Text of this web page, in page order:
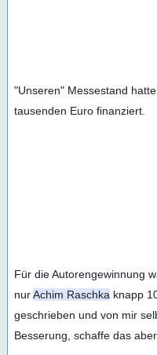
"Unseren" Messestand
tausenden Euro finanziert.
Für die Autorengewinnung
nur Achim Raschka knapp
geschrieben und von mir
Besserung, schaffe das